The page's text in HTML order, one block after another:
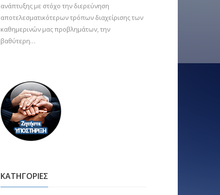
ανάπτυξης με στόχο την διερεύνηση
αποτελεσματικότερων τρόπων διαχείρισης των
καθημερινών μας προβλημάτων, την
βαθύτερη…
ΚΑΤΗΓΟΡΙΕΣ